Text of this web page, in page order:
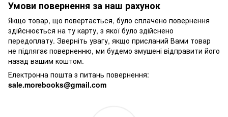
Умови повернення за наш рахунок
Якщо товар, що повертається, було сплачено повернення
здійснюється на ту карту, з якої було здійснено
передоплату. Зверніть увагу, якщо присланий Вами товар
не підлягає поверненню, ми будемо змушені відправити його
назад вашим коштом.
Електронна пошта з питань повернення:
sale.morebooks@gmail.com